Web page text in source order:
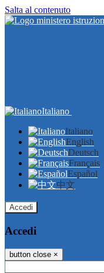
Salta al contenuto
Italiano
Italiano
English
Deutsch
Français
Español
中文
Accedi
Accedi
button close ×